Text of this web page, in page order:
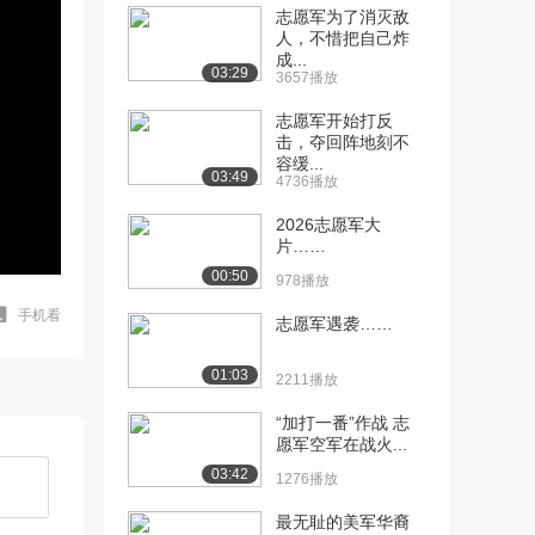
手机看
03:29
志愿军为了消灭敌
人，不惜把自己炸
成...
3657播放
03:49
志愿军开始打反
击，夺回阵地刻不
容缓...
4736播放
00:50
2026志愿军大
片……
978播放
01:03
志愿军遇袭……
2211播放
03:42
“加打一番”作战 志
愿军空军在战火...
1276播放
最无耻的美军华裔